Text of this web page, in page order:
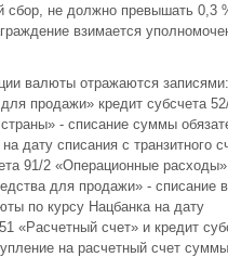
не должно превышать 0,3
взимается
валюты отражаются
продажи» кредит субсчета
- списание суммы
дату списания с транзитного
91/2 «Операционные
для продажи» - списание в
по курсу Нацбанка на дату
«Расчетный счет» и кредит
на расчетный счет суммы